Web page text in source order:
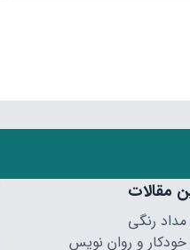
مقالات
رنگی
خودکار و روان نویس